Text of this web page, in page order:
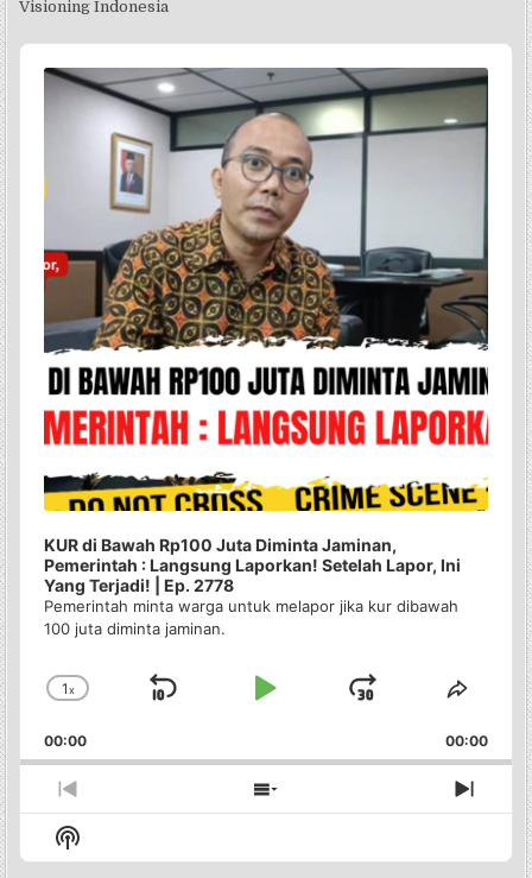
Visioning Indonesia
Audio
Player
KUR di Bawah Rp100 Juta Diminta Jaminan,
Pemerintah : Langsung Laporkan! Setelah Lapor, Ini
Yang Terjadi! | Ep. 2778
Pemerintah minta warga untuk melapor jika kur dibawah
100 juta diminta jaminan.
Change
Rate
1x
Skip
Play
Jump
Forward
Share
00:00 00:00
Previous
Episode
Show
Episodes
Next
Show
Podcast